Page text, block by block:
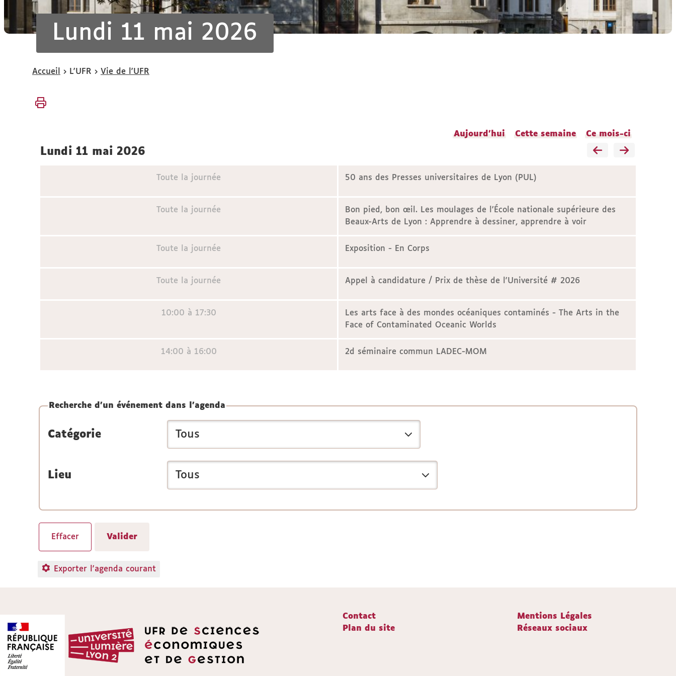
Lundi 11 mai 2026
Vous
ici :
Accueil L'UFR Vie de l'UFR
Aujourd'hui Cette semaine Ce mois-ci
lundi 11 mai 2026
Toute la journée 50 ans des Presses universitaires de Lyon (PUL)
Toute la journée
Bon pied, bon œil. Les moulages de l’École nationale supérieure des
Beaux-Arts de Lyon : Apprendre à dessiner, apprendre à voir
Toute la journée Exposition - En Corps
Toute la journée Appel à candidature / Prix de thèse de l'Université # 2026
10:00 à 17:30
Les arts face à des mondes océaniques contaminés - The Arts in the
Face of Contaminated Oceanic Worlds
14:00 à 16:00 2d séminaire commun LADEC-MOM
Recherche d'un événement dans l'agenda
Catégorie
Lieu
Exporter l'agenda courant
Contact
Mentions Légales
Plan du site
Réseaux sociaux